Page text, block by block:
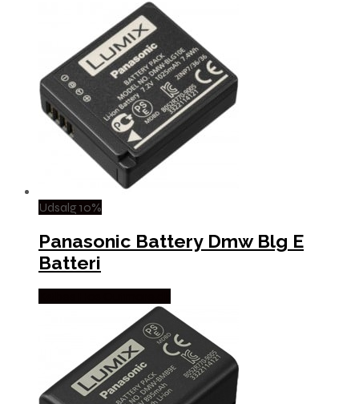
Udsalg 10%
Panasonic Battery Dmw Blg E
Batteri